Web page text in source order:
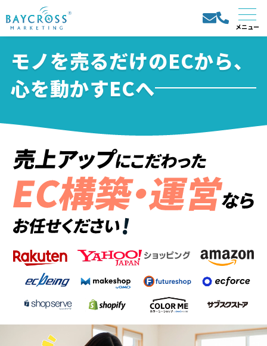
モノを売るだけのECから、
心を動かすECへ